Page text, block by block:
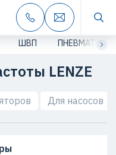
ШВП ПНЕВМАТИКА
LENZE
Для насосов